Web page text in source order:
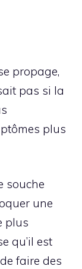
propage,
pas si la
plus
souche
une
plus
qu’il est
faire des